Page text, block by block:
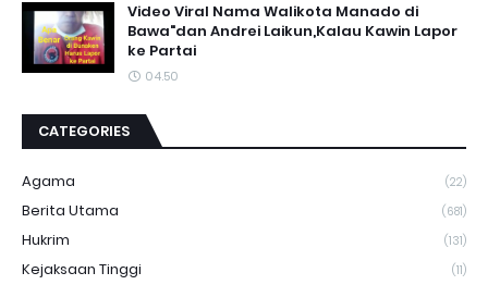
Video Viral Nama Walikota Manado di
Bawa"dan Andrei Laikun,Kalau Kawin Lapor
ke Partai
04.50
CATEGORIES
Agama (22)
Berita Utama (681)
Hukrim (131)
Kejaksaan Tinggi (11)